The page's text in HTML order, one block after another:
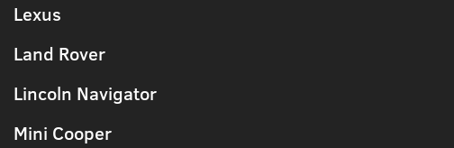
Lexus
Land Rover
Lincoln Navigator
Mini Cooper